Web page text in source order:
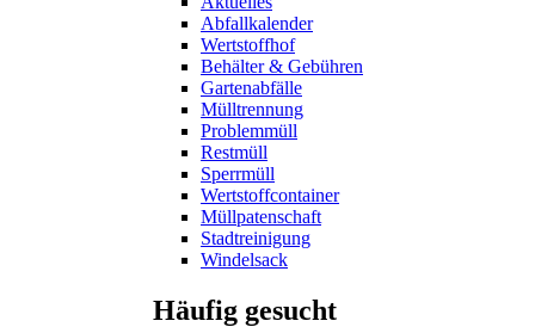
Abfallkalender
Wertstoffhof
Behälter & Gebühren
Gartenabfälle
Mülltrennung
Problemmüll
Restmüll
Sperrmüll
Wertstoffcontainer
Müllpatenschaft
Stadtreinigung
Windelsack
Häufig gesucht